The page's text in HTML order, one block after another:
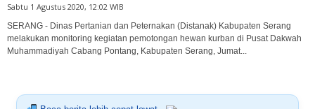
Sabtu 1 Agustus 2020, 12:02 WIB
SERANG - Dinas Pertanian dan Peternakan (Distanak) Kabupaten Serang
melakukan monitoring kegiatan pemotongan hewan kurban di Pusat Dakwah
Muhammadiyah Cabang Pontang, Kabupaten Serang, Jumat...